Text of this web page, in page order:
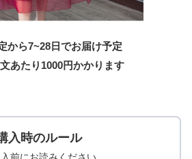
から7~28日でお届け予定
あたり 1000円かかります
入時のルール